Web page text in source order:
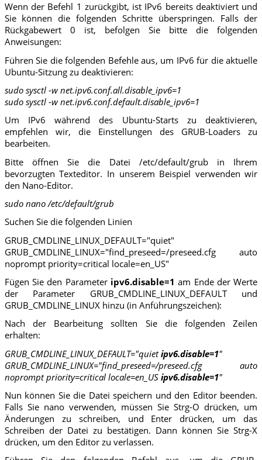
Wenn der Befehl 1 zurückgibt, ist IPv6 bereits deaktiviert und
Sie können die folgenden Schritte überspringen. Falls der
Rückgabewert 0 ist, befolgen Sie bitte die folgenden
Anweisungen:
Führen Sie die folgenden Befehle aus, um IPv6 für die aktuelle
Ubuntu-Sitzung zu deaktivieren:
sudo sysctl -w net.ipv6.conf.all.disable_ipv6=1
sudo sysctl -w net.ipv6.conf.default.disable_ipv6=1
Um IPv6 während des Ubuntu-Starts zu deaktivieren,
empfehlen wir, die Einstellungen des GRUB-Loaders zu
bearbeiten.
Bitte öffnen Sie die Datei /etc/default/grub in Ihrem
bevorzugten Texteditor. In unserem Beispiel verwenden wir
den Nano-Editor.
sudo nano /etc/default/grub
Suchen Sie die folgenden Linien
GRUB_CMDLINE_LINUX_DEFAULT="quiet"
GRUB_CMDLINE_LINUX="find_preseed=/preseed.cfg auto
noprompt priority=critical locale=en_US"
Fügen Sie den Parameter ipv6.disable=1 am Ende der Werte
der Parameter GRUB_CMDLINE_LINUX_DEFAULT und
GRUB_CMDLINE_LINUX hinzu (in Anführungszeichen):
Nach der Bearbeitung sollten Sie die folgenden Zeilen
erhalten:
GRUB_CMDLINE_LINUX_DEFAULT="quietipv6.disable=1"
GRUB_CMDLINE_LINUX="find_preseed=/preseed.cfg auto
noprompt priority=critical locale=en_US ipv6.disable=1"
Nun können Sie die Datei speichern und den Editor beenden.
Falls Sie nano verwenden, müssen Sie Strg-O drücken, um
Änderungen zu schreiben, und Enter drücken, um das
Schreiben der Datei zu bestätigen. Dann können Sie Strg-X
drücken, um den Editor zu verlassen.